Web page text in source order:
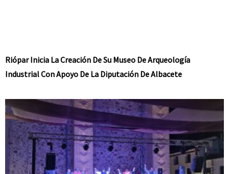
Riópar Inicia La Creación De Su Museo De Arqueología
Industrial Con Apoyo De La Diputación De Albacete